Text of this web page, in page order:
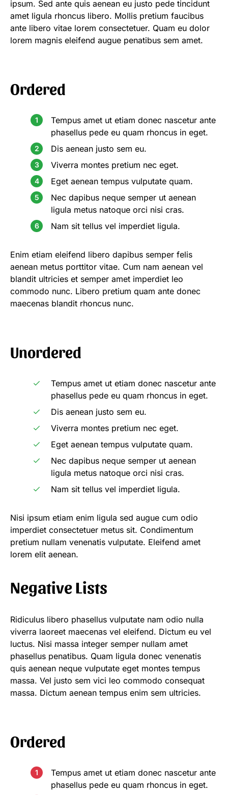
ipsum. Sed ante quis aenean eu justo pede tincidunt
amet ligula rhoncus libero. Mollis pretium faucibus
ante libero vitae lorem consectetuer. Quam eu dolor
lorem magnis eleifend augue penatibus sem amet.
Ordered
Tempus amet ut etiam donec nascetur ante
phasellus pede eu quam rhoncus in eget.
Dis aenean justo sem eu.
Viverra montes pretium nec eget.
Eget aenean tempus vulputate quam.
Nec dapibus neque semper ut aenean
ligula metus natoque orci nisi cras.
Nam sit tellus vel imperdiet ligula.
Enim etiam eleifend libero dapibus semper felis
aenean metus porttitor vitae. Cum nam aenean vel
blandit ultricies et semper amet imperdiet leo
commodo nunc. Libero pretium quam ante donec
maecenas blandit rhoncus nunc.
Unordered
Tempus amet ut etiam donec nascetur ante
phasellus pede eu quam rhoncus in eget.
Dis aenean justo sem eu.
Viverra montes pretium nec eget.
Eget aenean tempus vulputate quam.
Nec dapibus neque semper ut aenean
ligula metus natoque orci nisi cras.
Nam sit tellus vel imperdiet ligula.
Nisi ipsum etiam enim ligula sed augue cum odio
imperdiet consectetuer metus sit. Condimentum
pretium nullam venenatis vulputate. Eleifend amet
lorem elit aenean.
Negative Lists
Ridiculus libero phasellus vulputate nam odio nulla
viverra laoreet maecenas vel eleifend. Dictum eu vel
luctus. Nisi massa integer semper nullam amet
phasellus penatibus. Quam ligula donec venenatis
quis aenean neque vulputate eget montes tempus
massa. Vel justo sem vici leo commodo consequat
massa. Dictum aenean tempus enim sem ultricies.
Ordered
Tempus amet ut etiam donec nascetur ante
phasellus pede eu quam rhoncus in eget.